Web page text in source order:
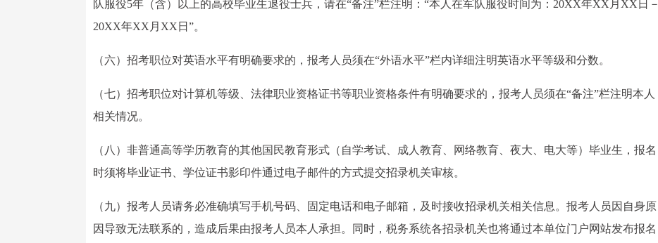
队服役5年（含）以上的高校毕业生退役士兵，请在“备注”栏注明：“本人在军队服役时间为：20XX年XX月XX日－
20XX年XX月XX日”。
（六）招考职位对英语水平有明确要求的，报考人员须在“外语水平”栏内详细注明英语水平等级和分数。
（七）招考职位对计算机等级、法律职业资格证书等职业资格条件有明确要求的，报考人员须在“备注”栏注明本人
相关情况。
（八）非普通高等学历教育的其他国民教育形式（自学考试、成人教育、网络教育、夜大、电大等）毕业生，报名
时须将毕业证书、学位证书影印件通过电子邮件的方式提交招录机关审核。
（九）报考人员请务必准确填写手机号码、固定电话和电子邮箱，及时接收招录机关相关信息。报考人员因自身原
因导致无法联系的，造成后果由报考人员本人承担。同时，税务系统各招录机关也将通过本单位门户网站发布报名